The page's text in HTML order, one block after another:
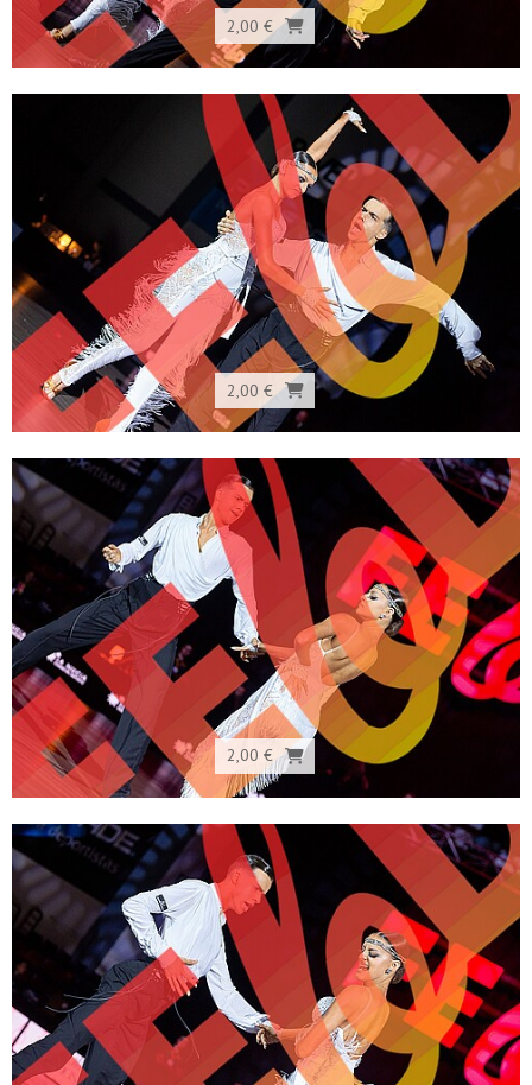
2,00 €
2,00 €
2,00 €